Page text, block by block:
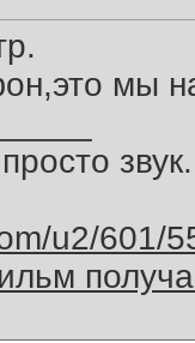
мы
u2/601/